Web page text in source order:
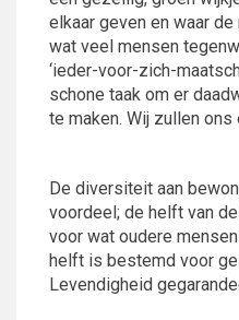
elkaar geven en waar
wat veel mensen
‘ieder-voor-zich-
schone taak om er
te maken. Wij zullen
De diversiteit aan
voordeel; de helft van
voor wat oudere
helft is bestemd voor
Levendigheid